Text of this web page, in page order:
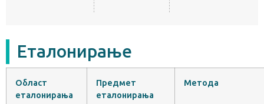
Еталонирање
Област
еталонирања
Предмет
еталонирања
Метода